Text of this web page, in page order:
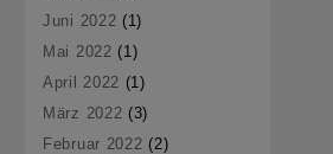
Juni 2022 (1)
Mai 2022 (1)
April 2022 (1)
März 2022 (3)
Februar 2022 (2)